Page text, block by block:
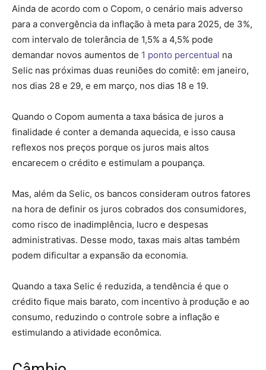
Ainda de acordo com o Copom, o cenário mais adverso
para a convergência da inflação à meta para 2025, de 3%,
com intervalo de tolerância de 1,5% a 4,5% pode
demandar novos aumentos de 1 ponto percentual na
Selic nas próximas duas reuniões do comitê: em janeiro,
nos dias 28 e 29, e em março, nos dias 18 e 19.
Quando o Copom aumenta a taxa básica de juros a
finalidade é conter a demanda aquecida, e isso causa
reflexos nos preços porque os juros mais altos
encarecem o crédito e estimulam a poupança.
Mas, além da Selic, os bancos consideram outros fatores
na hora de definir os juros cobrados dos consumidores,
como risco de inadimplência, lucro e despesas
administrativas. Desse modo, taxas mais altas também
podem dificultar a expansão da economia.
Quando a taxa Selic é reduzida, a tendência é que o
crédito fique mais barato, com incentivo à produção e ao
consumo, reduzindo o controle sobre a inflação e
estimulando a atividade econômica.